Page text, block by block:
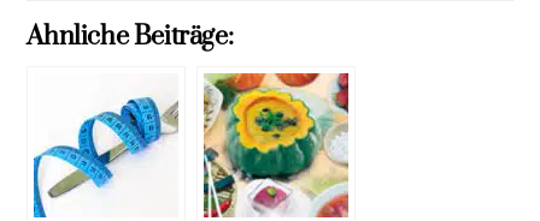
Ahnliche Beiträge: